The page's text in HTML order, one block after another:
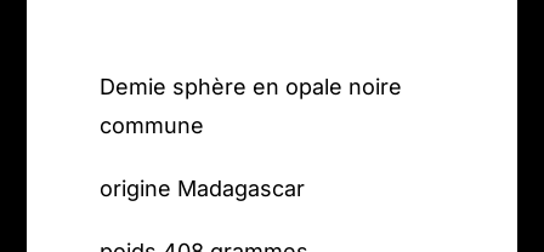
Demie sphère en opale noire
commune
origine Madagascar